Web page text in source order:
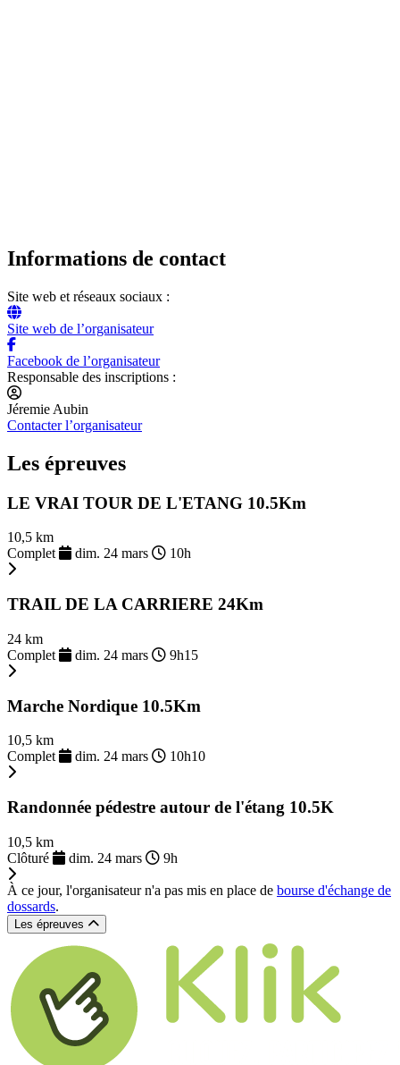
Informations de contact
Site web et réseaux sociaux :
Site web de l’organisateur
Facebook de l’organisateur
Responsable des inscriptions :
Jéremie Aubin
Contacter l’organisateur
Les épreuves
LE VRAI TOUR DE L'ETANG 10.5Km
10,5 km
Complet
dim. 24 mars 10h
TRAIL DE LA CARRIERE 24Km
24 km
Complet
dim. 24 mars 9h15
Marche Nordique 10.5Km
10,5 km
Complet
dim. 24 mars 10h10
Randonnée pédestre autour de l'étang 10.5K
10,5 km
Clôturé
dim. 24 mars 9h
À ce jour, l'organisateur n'a pas mis en place de bourse d'échange de
dossards.
Les épreuves